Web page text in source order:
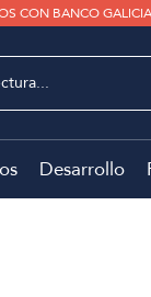
CON BANCO
Desarrollo